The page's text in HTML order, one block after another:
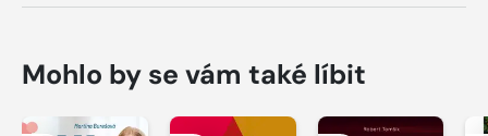
Mohlo by se vám také líbit